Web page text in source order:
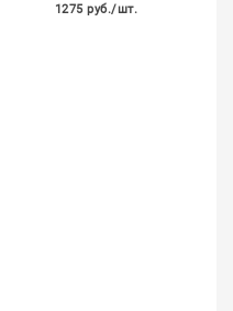
1275 руб./шт.